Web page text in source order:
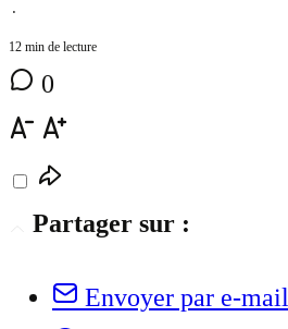
⋅
12 min de lecture
0
Partager sur :
Envoyer par e-mail